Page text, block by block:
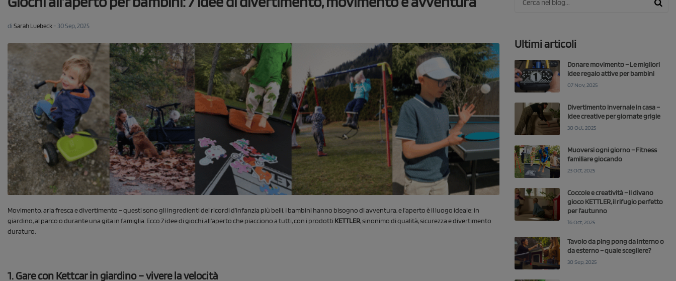
di Sarah Luebeck - 30 Sep, 2025
Movimento, aria fresca e divertimento – questi sono gli ingredienti dei ricordi d’infanzia più belli. I bambini hanno bisogno di avventura, e l’aperto è il luogo ideale: in
giardino, al parco o durante una gita in famiglia. Ecco 7 idee di giochi all’aperto che piacciono a tutti, con i prodotti KETTLER, sinonimo di qualità, sicurezza e divertimento
duraturo.
1. Gare con Kettcar in giardino – vivere la velocità
Ultimi articoli
Donare movimento – Le migliori
idee regalo attive per bambini
07 Nov, 2025
Divertimento invernale in casa –
Idee creative per giornate grigie
30 Oct, 2025
Muoversi ogni giorno – Fitness
familiare giocando
23 Oct, 2025
Coccole e creatività – Il divano
gioco KETTLER, il rifugio perfetto
per l’autunno
16 Oct, 2025
Tavolo da ping pong da interno o
da esterno – quale scegliere?
30 Sep, 2025